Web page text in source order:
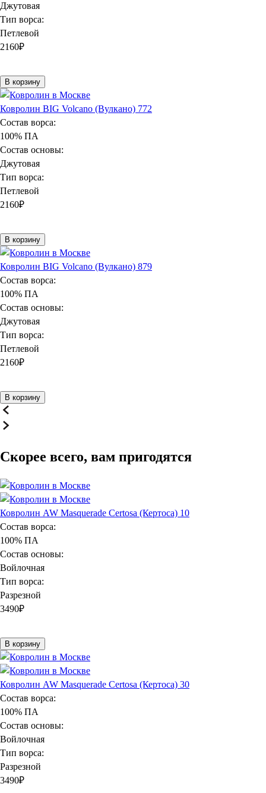
Джутовая
Тип ворса:
Петлевой
2160₽
В корзину
Ковролин BIG Volcano (Вулкано) 772
Состав ворса:
100% ПА
Состав основы:
Джутовая
Тип ворса:
Петлевой
2160₽
В корзину
Ковролин BIG Volcano (Вулкано) 879
Состав ворса:
100% ПА
Состав основы:
Джутовая
Тип ворса:
Петлевой
2160₽
В корзину
Скорее всего, вам пригодятся
Ковролин AW Masquerade Certosa (Кертоса) 10
Состав ворса:
100% ПА
Состав основы:
Войлочная
Тип ворса:
Разрезной
3490₽
В корзину
Ковролин AW Masquerade Certosa (Кертоса) 30
Состав ворса:
100% ПА
Состав основы:
Войлочная
Тип ворса:
Разрезной
3490₽